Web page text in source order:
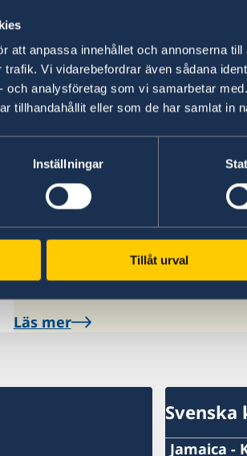
att anpassa innehållet och annonserna
Vi vidarebefordrar även sådana
och analysföretag som vi samarbetar
tillhandahållit eller som de har samlat in
Inställningar
Tillåt urval
Vid förlust av ordinarie pass/
alternativt om passet är
går det att ansöka om
provisoriska passet utfärdas för
och har kort giltighetstid. Se
Länk tillPolisen .
Kontrollera pass och visum
Här finns grundläggande
dessutom ytterligare villkor.
Läs mer
Svenska
Jamaica -